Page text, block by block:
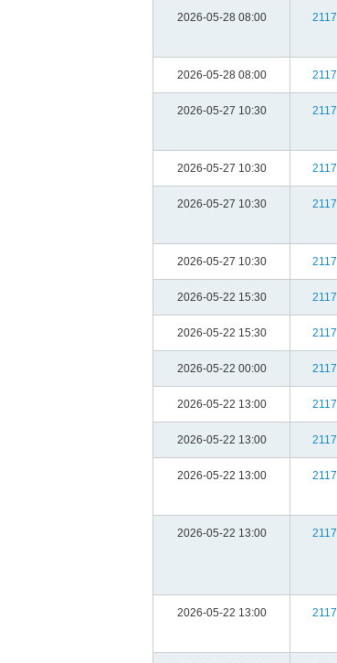
2026-05-28 08:00 2117
2026-05-28 08:00 2117
2026-05-27 10:30 2117
2026-05-27 10:30 2117
2026-05-27 10:30 2117
2026-05-27 10:30 2117
2026-05-22 15:30 2117
2026-05-22 15:30 2117
2026-05-22 00:00 2117
2026-05-22 13:00 2117
2026-05-22 13:00 2117
2026-05-22 13:00 2117
2026-05-22 13:00 2117
2026-05-22 13:00 2117